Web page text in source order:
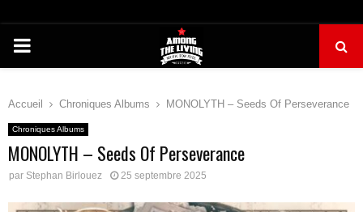
PRIMARY
Accueil Chroniques Albums MONOLYTH – Seeds Of Perseverance
Chroniques Albums
MONOLYTH – Seeds Of Perseverance
par Stephan Birlouez 25 septembre 2025